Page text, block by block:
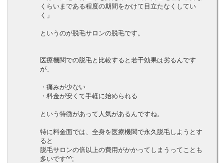
くらいまである程度の期間をかけて目立たなくしてい
く」
というのが脱毛サロンの脱毛です。
医療機関での脱毛と比較すると若干効果は劣るんです
が、
・痛みが少ない
・料金が安くて手軽に始められる
という特徴があって人気があるんですね。
特に料金面では、全身を医療機関で永久脱毛しようとす
ると
脱毛サロンの倍以上の費用がかかってしまうってことも
多いです^^;